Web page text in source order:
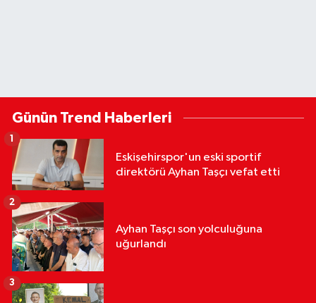
Günün Trend Haberleri
Eskişehirspor'un eski sportif
direktörü Ayhan Taşçı vefat etti
1
Ayhan Taşçı son yolculuğuna
uğurlandı
2
3